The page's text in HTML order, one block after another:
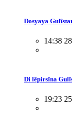
Dosyaya
14:38
Di lêpirsîna
19:23